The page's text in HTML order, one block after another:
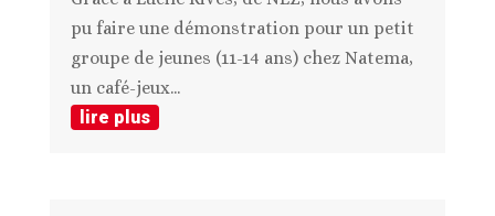
pu faire une démonstration pour un petit
groupe de jeunes (11-14 ans) chez Natema,
un café-jeux...
lire plus